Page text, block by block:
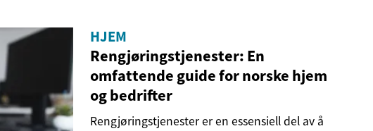
HJEM
Rengjøringstjenester: En
omfattende guide for norske hjem
og bedrifter
Rengjøringstjenester er en essensiell del av å